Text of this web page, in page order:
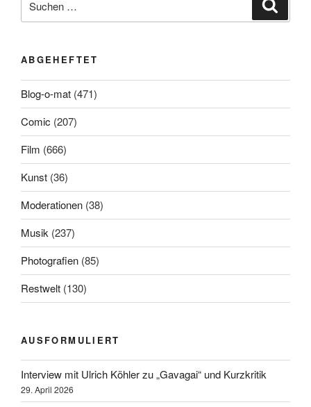
nach:
ABGEHEFTET
Blog-o-mat (471)
Comic (207)
Film (666)
Kunst (36)
Moderationen (38)
Musik (237)
Photografien (85)
Restwelt (130)
AUSFORMULIERT
Interview mit Ulrich Köhler zu „Gavagai“ und Kurzkritik
29. April 2026